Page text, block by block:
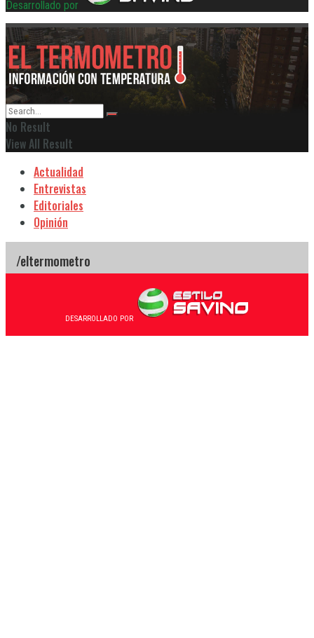
Desarrollado por
No Result
View All Result
Actualidad
Entrevistas
Editoriales
Opinión
DESARROLLADO POR